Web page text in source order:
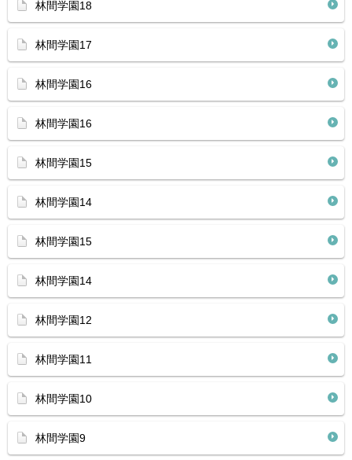
林間学園18
林間学園17
林間学園16
林間学園16
林間学園15
林間学園14
林間学園15
林間学園14
林間学園12
林間学園11
林間学園10
林間学園9